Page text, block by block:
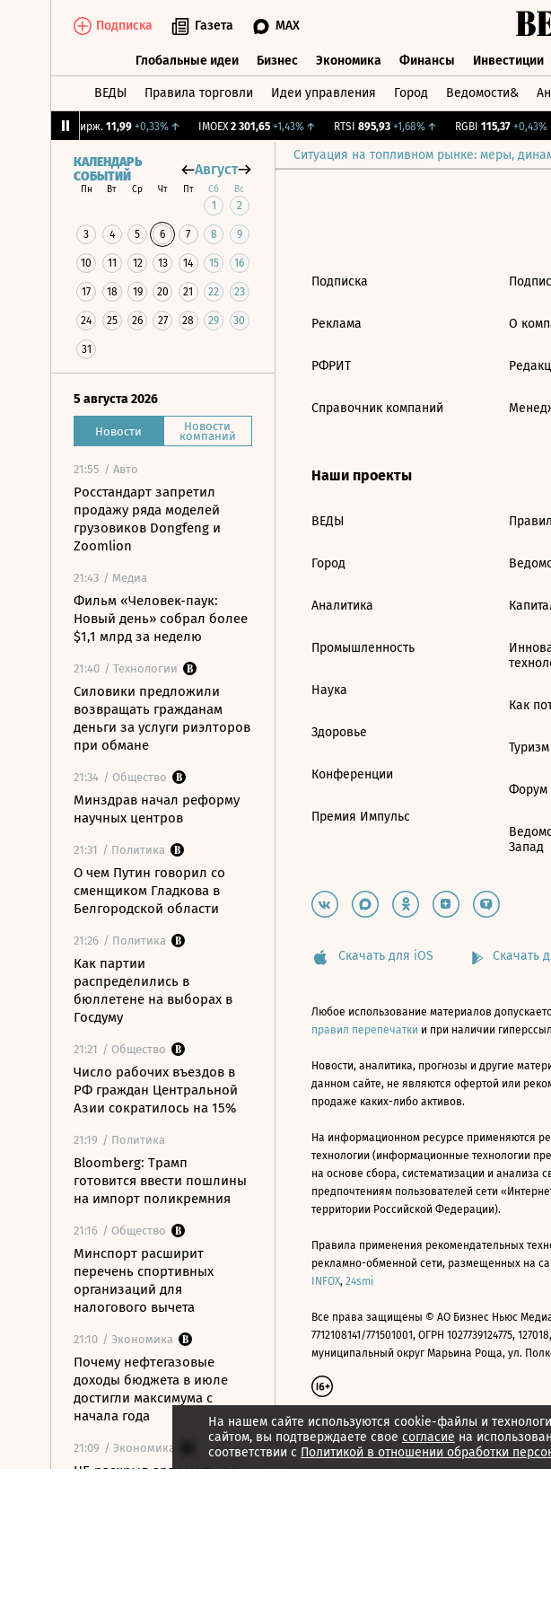
Подписка Газета MAX
Глобальные идеи Бизнес Экономика Финансы Инвестиции
ВЕДЫ Правила торговли Идеи управления Город Ведомости&
CNY Бирж. 11,99 +0,33%↑ IMOEX 2 301,65 +1,43%↑ RTSI 895,93 +1,68%↑ RGBI 115,37 +0,43%↑
Ситуация на топливном рынке: меры,
КАЛЕНДАРЬ
СОБЫТИЙ
Август
Пн Вт Ср Чт Пт Сб Вс
1 2
3 4 5 6 7 8 9
10 11 12 13 14 15 16
17 18 19 20 21 22 23
24 25 26 27 28 29 30
31
5 августа 2026
Новости Новости
компаний
21:55 / Авто
Росстандарт запретил
продажу ряда моделей
грузовиков Dongfeng и
Zoomlion
21:43 / Медиа
Фильм «Человек-паук:
Новый день» собрал более
$1,1 млрд за неделю
21:40 / Технологии
Силовики предложили
возвращать гражданам
деньги за услуги риэлторов
при обмане
21:34 / Общество
Минздрав начал реформу
научных центров
21:31 / Политика
О чем Путин говорил со
сменщиком Гладкова в
Белгородской области
21:26 / Политика
Как партии
распределились в
бюллетене на выборах в
Госдуму
21:21 / Общество
Число рабочих въездов в
РФ граждан Центральной
Азии сократилось на 15%
21:19 / Политика
Bloomberg: Трамп
готовится ввести пошлины
на импорт поликремния
21:16 / Общество
Минспорт расширит
перечень спортивных
организаций для
налогового вычета
21:10 / Экономика
Почему нефтегазовые
доходы бюджета в июле
достигли максимума с
начала года
21:09 / Экономика
ЦБ раскрыл аргументы за
На нашем сайте используются cookie-файлы и
сайтом, вы подтверждаете свое согласие на
соответствии с Политикой в отношении обработки
Подписка
Реклама
РФРИТ
Справочник компаний
О
Наши проекты
ВЕДЫ
Город
Аналитика
Промышленность
Наука
Здоровье
Конференции
Премия Импульс
Как
Туризм
Форум
Запад
Скачать для iOS Скачать
Любое использование материалов
правил перепечатки и при наличии
Новости, аналитика, прогнозы и другие
данном сайте, не являются офертой или
продаже каких-либо активов.
На информационном ресурсе применяются
технологии (информационные технологии
на основе сбора, систематизации и анализа
предпочтениям пользователей сети
территории Российской Федерации).
Правила применения рекомендательных
рекламно-обменной сети, размещенных на
INFOX, 24smi
Все права защищены © АО Бизнес Ньюс
7712108141/771501001, ОГРН 1027739124775,
муниципальный округ Марьина Роща, ул.